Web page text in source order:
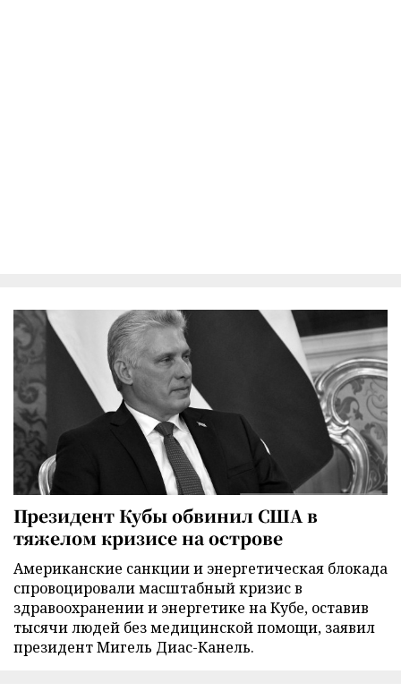
Президент Кубы обвинил США в
тяжелом кризисе на острове
Американские санкции и энергетическая блокада
спровоцировали масштабный кризис в
здравоохранении и энергетике на Кубе, оставив
тысячи людей без медицинской помощи, заявил
президент Мигель Диас-Канель.